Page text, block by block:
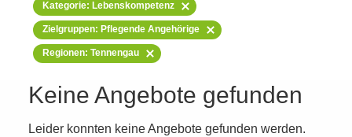
Kategorie: Lebenskompetenz
Zielgruppen: Pflegende Angehörige
Regionen: Tennengau
Keine Angebote gefunden
Leider konnten keine Angebote gefunden werden.